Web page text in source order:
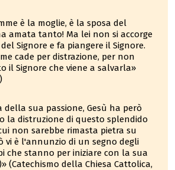
è la moglie, è la sposa del
amata tanto! Ma lei non si accorge
Signore e fa piangere il Signore.
cade per distrazione, per non
il Signore che viene a salvarla»
della sua passione, Gesù ha però
la distruzione di questo splendido
non sarebbe rimasta pietra su
vi è l'annunzio di un segno degli
che stanno per iniziare con la sua
(Catechismo della Chiesa Cattolica,